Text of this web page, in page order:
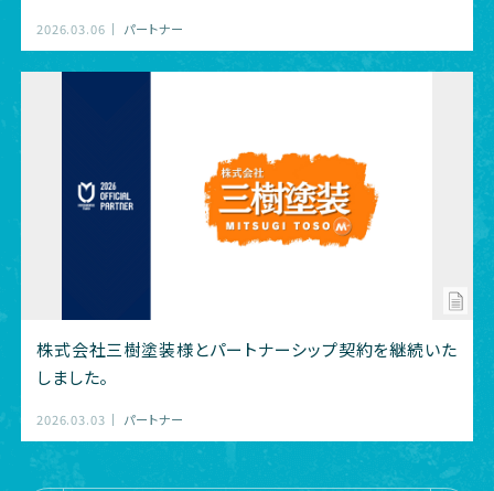
2026.03.06 パートナー
株式会社三樹塗装様とパートナーシップ契約を継続いた
しました。
2026.03.03 パートナー